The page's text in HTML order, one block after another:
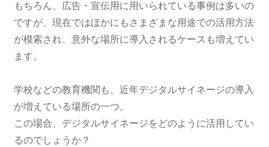
もちろん、広告・宣伝用に用いられている事例は多いの
ですが、現在ではほかにもさまざまな用途での活用方法
が模索され、意外な場所に導入されるケースも増えてい
ます。
学校などの教育機関も、近年デジタルサイネージの導入
が増えている場所の一つ。
この場合、デジタルサイネージをどのように活用してい
るのでしょうか？